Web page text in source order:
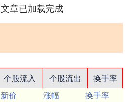
章已加载完成
个股流入 个股流出
换手率
价 涨幅
换手率